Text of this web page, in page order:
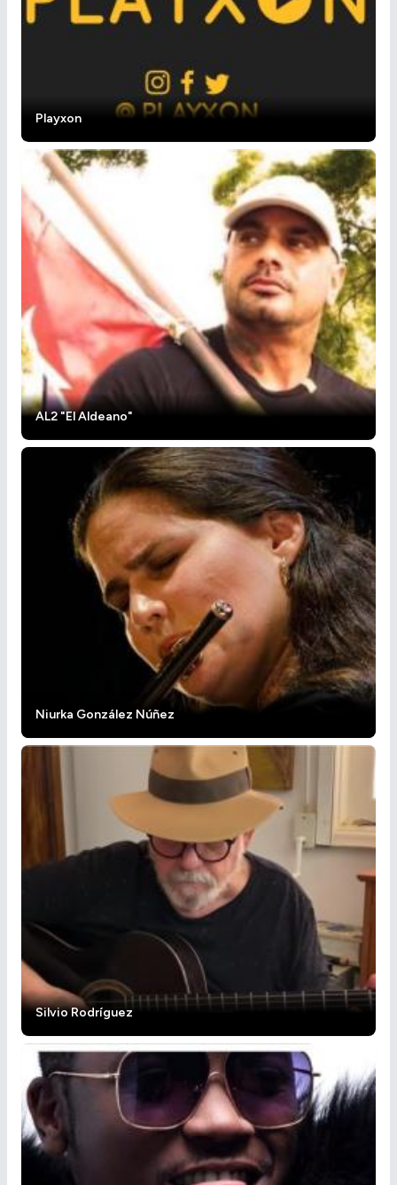
Playxon
AL2 "El Aldeano"
Niurka González Núñez
Silvio Rodríguez